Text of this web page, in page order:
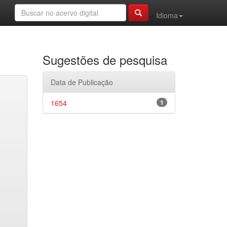
Idioma
Sugestões de pesquisa
Data de Publicação
1
1654